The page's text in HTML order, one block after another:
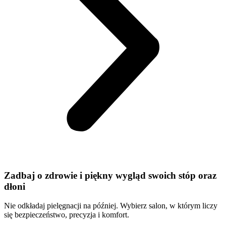
Zadbaj o zdrowie i piękny wygląd swoich stóp oraz
dłoni
Nie odkładaj pielęgnacji na później. Wybierz salon, w którym liczy
się bezpieczeństwo, precyzja i komfort.